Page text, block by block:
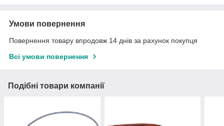
Умови повернення
Повернення товару впродовж 14 днів за рахунок покупця
Всі умови повернення
Подібні товари компанії